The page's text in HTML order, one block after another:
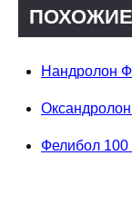
Нандролон
Фелибол